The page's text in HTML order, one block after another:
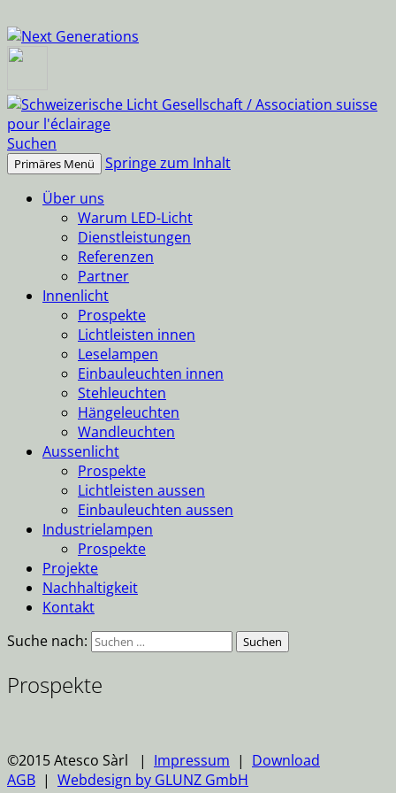
Suchen
Primäres Menü
Springe zum Inhalt
Über uns
Warum LED-Licht
Dienstleistungen
Referenzen
Partner
Innenlicht
Prospekte
Lichtleisten innen
Leselampen
Einbauleuchten innen
Stehleuchten
Hängeleuchten
Wandleuchten
Aussenlicht
Prospekte
Lichtleisten aussen
Einbauleuchten aussen
Industrielampen
Prospekte
Projekte
Nachhaltigkeit
Kontakt
Suche nach:
Prospekte
©2015 Atesco Sàrl | Impressum | Download
AGB | Webdesign by GLUNZ GmbH